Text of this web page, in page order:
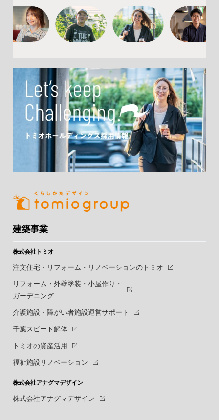
建築事業
株式会社トミオ
注文住宅・リフォーム・リノベーションのトミオ
リフォーム・外壁塗装・小屋作り・
ガーデニング
介護施設・障がい者施設運営サポート
千葉スピード解体
トミオの資産活用
福祉施設リノベーション
株式会社アナグマデザイン
株式会社アナグマデザイン